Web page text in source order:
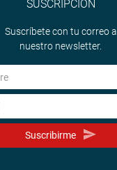
SUSCRIPCIÓN
Suscríbete con tu correo a
nuestro newsletter.
Suscribirme